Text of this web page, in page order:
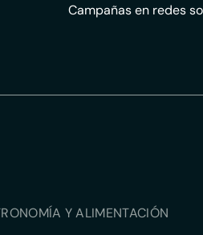
Campañas en redes
Y ALIMENTACIÓN